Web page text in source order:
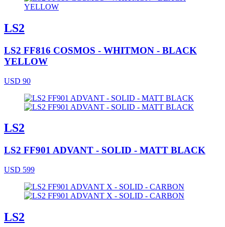
LS2
LS2 FF816 COSMOS - WHITMON - BLACK
YELLOW
USD 90
LS2
LS2 FF901 ADVANT - SOLID - MATT BLACK
USD 599
LS2